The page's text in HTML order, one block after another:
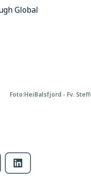
Global
Foto:HeiBalsfjord - Fv.